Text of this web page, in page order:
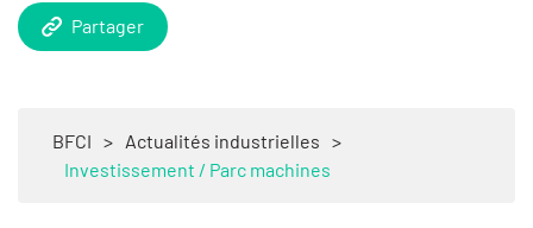
Partager
BFCI > Actualités industrielles >
Investissement / Parc machines